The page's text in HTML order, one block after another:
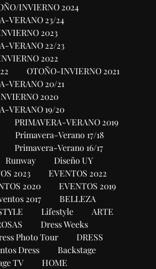
INVIERNO 2024
VERANO 23/24
2023
VERANO 22/23
2022
OTOÑO-INVIERNO 2021
VERANO 20/21
2020
VERANO 19/20
PRIMAVERA-VERANO 2019
Primavera-Verano 17/18
Primavera-Verano 16/17
Runway
Diseño UY
2023
EVENTOS 2022
2020
EVENTOS 2019
2017
BELLEZA
Lifestyle
ARTE
Dress Weeks
Photo Tour
DRESS
Dress
Backstage
TV
HOME